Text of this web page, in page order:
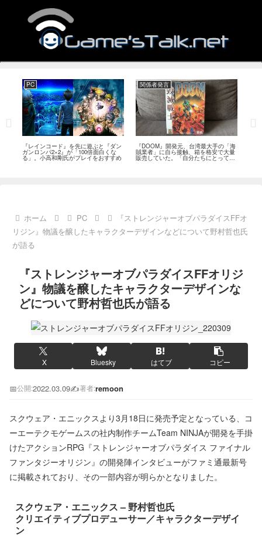
PC
『レインコード』を先に遊ぶと『ダン
ガンロンパ2×2』が「100倍面白くな
る」。小高和剛氏がプレイをおすすめ
関係者発言
『DOOM』開発元、台湾最大手の「海
賊業者」に自ら接触、箱を格安で大量
販売していた。「自分たちにとっては
流通だった」
ホーム PC
『ストレンジャーオブパラダイスFFオ
リジン』物議を醸したキャラクターデザインなどについて野村哲也氏
が語る
『ストレンジャーオブパラダイスFFオリジ
ン』物議を醸したキャラクターデザインな
どについて野村哲也氏が語る
X Bluesky はてブ コピー
📅公開:2022.03.09✍️著者:remoon
スクウェア・エニックスより3月18日に発売予定となっている、コ
ーエーテクモゲームスの社内制作チームTeam NINJAが開発を手掛
けたアクションRPG『ストレンジャーオブパラダイス ファイナル
ファンタジーオリジン』の開発陣インタビューがファミ通最新号
に掲載されており、その一部内容が明らかとなりました。
スクウェア・エニックス – 野村哲也氏
クリエイティブプロデューサー／キャラクターデザイ
ン